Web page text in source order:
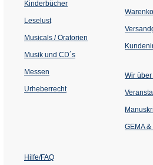
Kinderbücher
Leselust
Musicals / Oratorien
Musik und CD´s
Messen
Urheberrecht
Wir
GEMA
Hilfe/FAQ